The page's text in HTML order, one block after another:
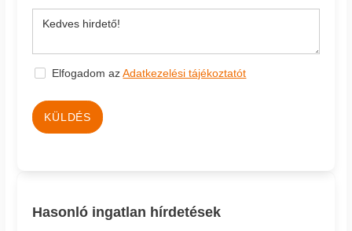
Elfogadom azAdatkezelési tájékoztatót
KÜLDÉS
Hasonló ingatlan hírdetések